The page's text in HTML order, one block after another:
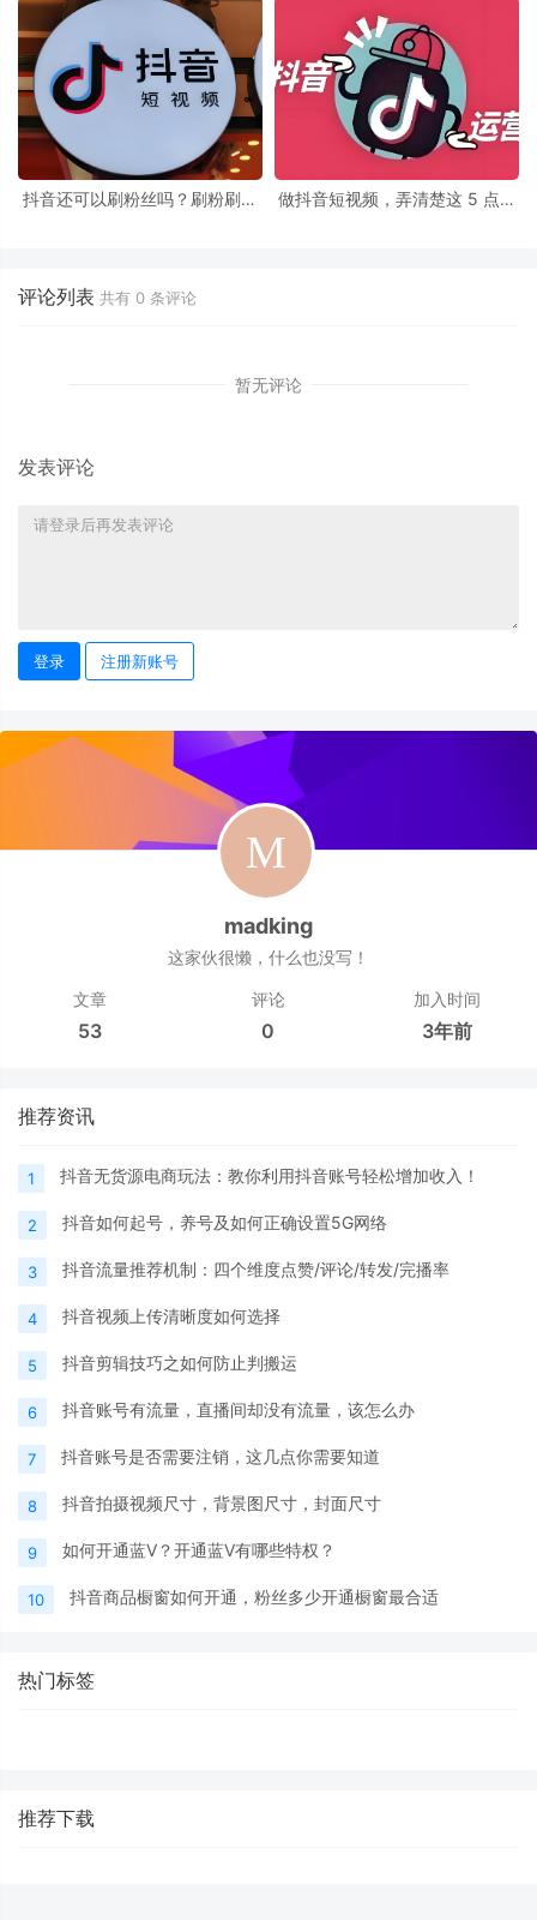
抖音还可以刷粉丝吗？刷粉刷赞
做抖音短视频，弄清楚这 5 点，
评论列表 共有 0 条评论
暂无评论
发表评论
登录 注册新账号
madking
这家伙很懒，什么也没写！
文章
53
评论
0
加入时间
3年前
推荐资讯
1 抖音无货源电商玩法：教你利用抖音账号轻松增加收入！
2 抖音如何起号，养号及如何正确设置5G网络
3 抖音流量推荐机制：四个维度点赞/评论/转发/完播率
4 抖音视频上传清晰度如何选择
5 抖音剪辑技巧之如何防止判搬运
6 抖音账号有流量，直播间却没有流量，该怎么办
7 抖音账号是否需要注销，这几点你需要知道
8 抖音拍摄视频尺寸，背景图尺寸，封面尺寸
9 如何开通蓝V？开通蓝V有哪些特权？
10 抖音商品橱窗如何开通，粉丝多少开通橱窗最合适
热门标签
推荐下载